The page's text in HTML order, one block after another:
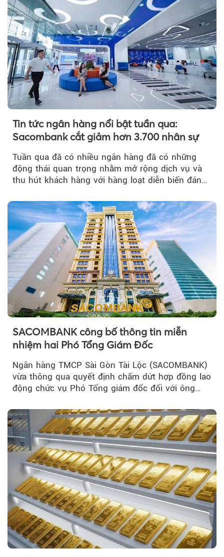
Tin tức ngân hàng nổi bật tuần qua:
Sacombank cắt giảm hơn 3.700 nhân sự
Tuần qua đã có nhiều ngân hàng đã có những
động thái quan trọng nhằm mở rộng dịch vụ và
thu hút khách hàng với hàng loạt diễn biến đáng
SACOMBANK công bố thông tin miễn
nhiệm hai Phó Tổng Giám Đốc
Ngân hàng TMCP Sài Gòn Tài Lộc (SACOMBANK)
vừa thông qua quyết định chấm dứt hợp đồng lao
động chức vụ Phó Tổng giám đốc đối với ông